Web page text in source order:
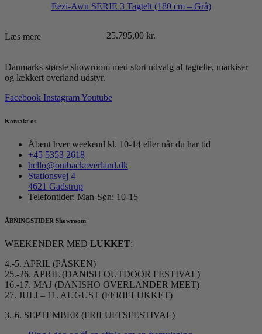
Eezi-Awn SERIE 3 Tagtelt (180 cm – Grå)
25.795,00 kr.
Læs mere
Danmarks største showroom med stort udvalg af tagtelte, markiser
og lækkert overland udstyr.
Facebook InstagramYoutube
Kontakt os
Åbent hver weekend kl. 10-14 eller når du har tid
+45 5353 2618
hello@outbackoverland.dk
Stationsvej 4
4621 Gadstrup
Telefontider: Man-Søn: 10-15
ÅBNINGSTIDER Showroom
WEEKENDER MED LUKKET:
4.-5. APRIL (PÅSKEN)
25.-26. APRIL (DANISH OUTDOOR FESTIVAL)
16.-17. MAJ (DANISHO OVERLANDER MEET)
27. JULI – 11. AUGUST (FERIELUKKET)
3.-6. SEPTEMBER (FRILUFTSFESTIVAL)